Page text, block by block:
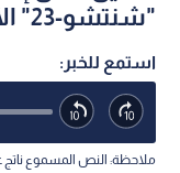
"شنتشو-23" الأحد
استمع للخبر:
ملاحظة: النص المسموع ناتج